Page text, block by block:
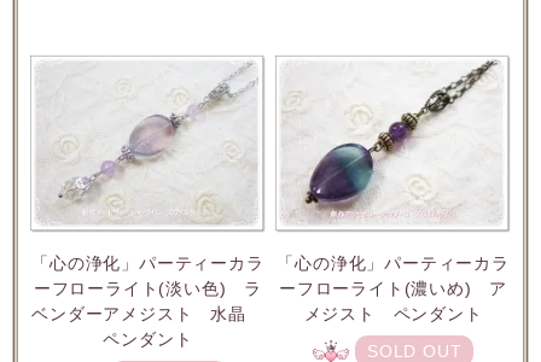
「心の浄化」パーティーカラ
ーフローライト(淡い色) ラ
ベンダーアメジスト 水晶
ペンダント
「心の浄化」パーティーカラ
ーフローライト(濃いめ) ア
メジスト ペンダント
SOLD OUT